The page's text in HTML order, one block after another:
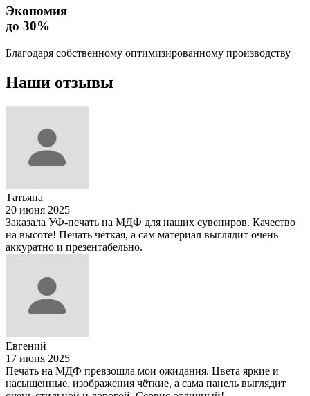
Экономия
до 30%
Благодаря собственному оптимизированному производству
Наши отзывы
Татьяна
20 июня 2025
Заказала УФ-печать на МДФ для наших сувениров. Качество
на высоте! Печать чёткая, а сам материал выглядит очень
аккуратно и презентабельно.
Евгений
17 июня 2025
Печать на МДФ превзошла мои ожидания. Цвета яркие и
насыщенные, изображения чёткие, а сама панель выглядит